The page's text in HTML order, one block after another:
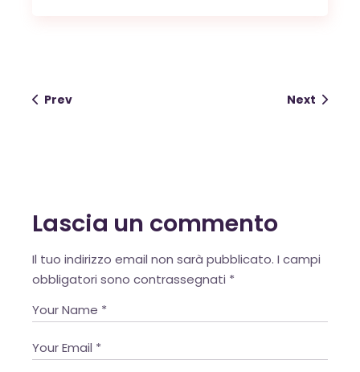
Prev Next
Lascia un commento
Il tuo indirizzo email non sarà pubblicato. I campi
obbligatori sono contrassegnati *